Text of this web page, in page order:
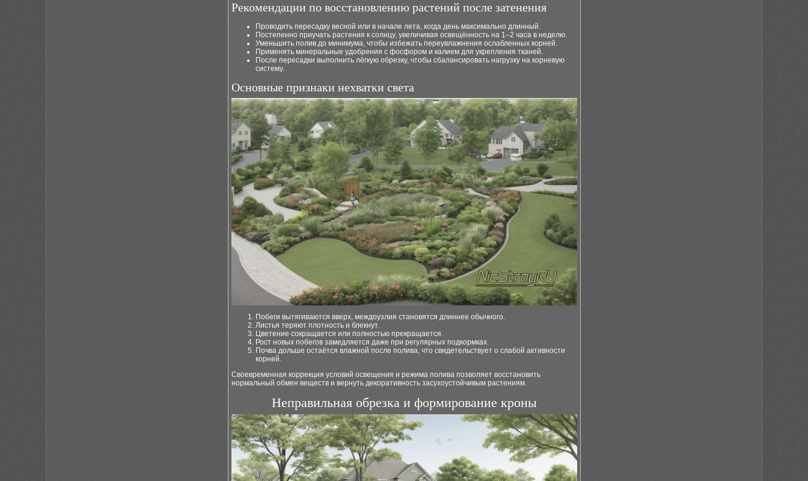
Рекомендации по восстановлению растений после затенения
Проводить пересадку весной или в начале лета, когда день максимально длинный.
Постепенно приучать растения к солнцу, увеличивая освещённость на 1–2 часа в неделю.
Уменьшить полив до минимума, чтобы избежать переувлажнения ослабленных корней.
Применять минеральные удобрения с фосфором и калием для укрепления тканей.
После пересадки выполнить лёгкую обрезку, чтобы сбалансировать нагрузку на корневую
систему.
Основные признаки нехватки света
Побеги вытягиваются вверх, междоузлия становятся длиннее обычного.
Листья теряют плотность и блекнут.
Цветение сокращается или полностью прекращается.
Рост новых побегов замедляется даже при регулярных подкормках.
Почва дольше остаётся влажной после полива, что свидетельствует о слабой активности
корней.
Своевременная коррекция условий освещения и режима полива позволяет восстановить
нормальный обмен веществ и вернуть декоративность засухоустойчивым растениям.
Неправильная обрезка и формирование кроны